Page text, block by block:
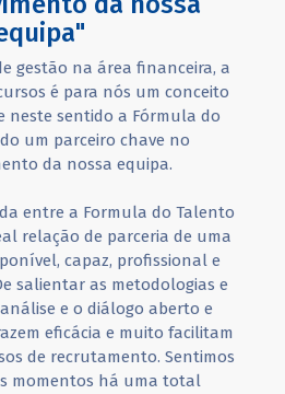
gestão na área financeira, a
é para nós um conceito
neste sentido a Fórmula do
um parceiro chave no
da nossa equipa.
entre a Formula do Talento
relação de parceria de uma
capaz, profissional e
salientar as metodologias e
e o diálogo aberto e
eficácia e muito facilitam
de recrutamento. Sentimos
momentos há uma total